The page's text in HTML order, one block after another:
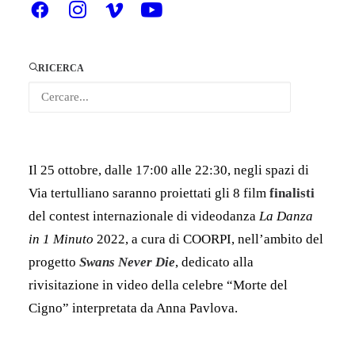
RICERCA
movimento, videovisioni, esperienze immersive,
Memoria dello Spettacolo con il contributo del
Il 25 ottobre, dalle 17:00 alle 22:30, negli spazi di
Via tertulliano saranno proiettati gli 8 film finalisti
del contest internazionale di videodanza La Danza
in 1 Minuto 2022, a cura di COORPI, nell’ambito del
progetto Swans Never Die, dedicato alla
rivisitazione in video della celebre “Morte del
Cigno” interpretata da Anna Pavlova.